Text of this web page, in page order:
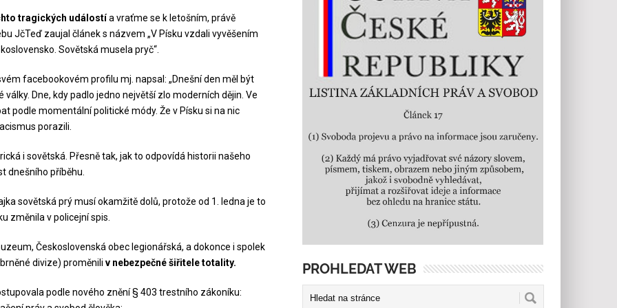
tragických událostía vraťme se k letošním, právě
JčTeď zaujal článek s názvem „V Písku vzdali vyvěšením
Sovětská musela pryč“.
facebookovém profilu mj. napsal: „Dnešní den měl být
Dne, kdy padlo jedno největší zlo moderních dějin. Ve
podle momentální politické módy. Že v Písku si na nic
porazili.
i sovětská. Přesně tak, jak to odpovídá historii našeho
dnešního příběhu.
sovětská prý musí okamžitě dolů, protože od 1. ledna je to
změnila v policejní spis.
Československá obec legionářská, a dokonce i spolek
divize) proměnili v nebezpečné šiřitele totality.
podle nového znění § 403 trestního zákoníku:
PROHLEDAT WEB